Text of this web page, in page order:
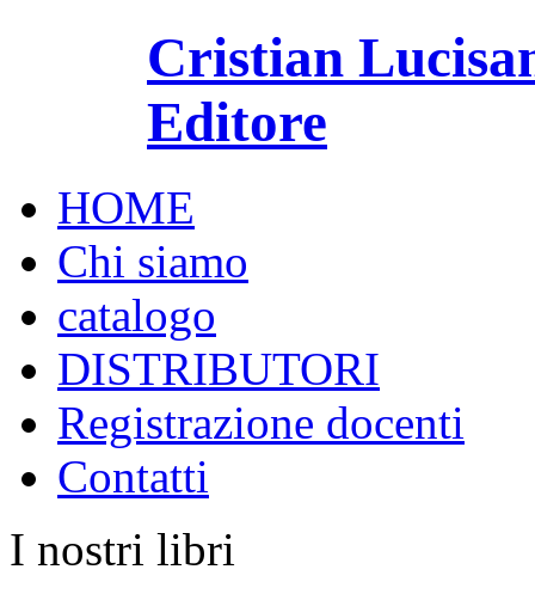
Cristian
Editore
HOME
Chi siamo
catalogo
DISTRIBUTORI
Registrazione docenti
Contatti
I nostri libri